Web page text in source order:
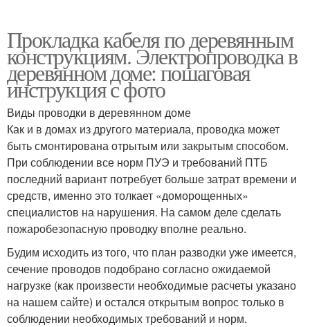
Прокладка кабеля по деревянным
конструкциям. Электропроводка в
деревянном доме: пошаговая
инструкция с фото
Виды проводки в деревянном доме
Как и в домах из другого материала, проводка может
быть смонтирована отрытым или закрытым способом.
При соблюдении все норм ПУЭ и требований ПТБ
последний вариант потребует больше затрат времени и
средств, именно это толкает «доморощенных»
специалистов на нарушения. На самом деле сделать
пожаробезопасную проводку вполне реально.
Будим исходить из того, что план разводки уже имеется,
сечение проводов подобрано согласно ожидаемой
нагрузке (как произвести необходимые расчеты указано
на нашем сайте) и остался открытым вопрос только в
соблюдении необходимых требований и норм.